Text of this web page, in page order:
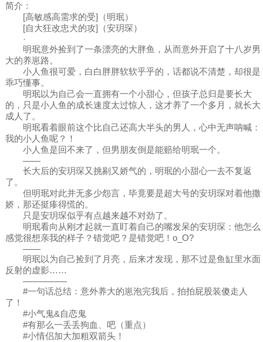
简介：
[高敏感高需求的受]（明珉）
[自大狂改忠犬的攻]（安玥琛）
·
明珉意外捡到了一条漂亮的大胖鱼，从而意外开启了十八岁男
大的养崽路。
小人鱼很可爱，白白胖胖软软乎乎的，话都说不清楚，却很是
乖巧懂事。
明珉以为自己会一直拥有一个小甜心，但孩子总归是要长大
的，只是小人鱼的成长速度太过惊人，这才养了一个多月，就长大
成人了。
明珉看着眼前这个比自己还高大半头的男人，心中无声呐喊：
我的小人鱼呢？！
小人鱼是回不来了，但男朋友倒是能赔给明珉一个。
——
长大后的安玥琛又挑剔又娇气的，明珉的小甜心一去不复返
了。
但明珉对此并无多少怨言，毕竟要是超大号的安玥琛对着他撒
娇，那还挺瘆得慌的。
只是安玥琛似乎有点越来越不对劲了。
明珉看向从刚才起就一直盯着自己的嘴发呆的安玥琛：他怎么
感觉很想亲我的样子？错觉吧？是错觉吧！o_O?
——
明珉以为自己捡到了月亮，后来才发现，那不过是鱼缸里水面
反射的虚影……
—————
#一句话总结：意外养大的崽泡完我后，拍拍屁股装傻走人
了！
#小气鬼&自恋鬼
#有那么一丢丢狗血、吧（重点）
#小情侣加大加粗双箭头！